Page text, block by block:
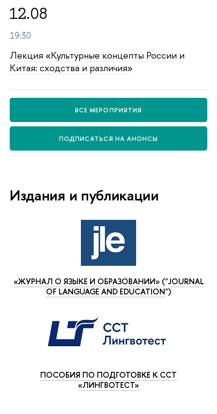
12.08
19:30
Лекция «Культурные концепты России и
Китая: сходства и различия»
СЕ МЕРОПРИЯТИЯ
ПОДПИСАТЬСЯ НА АНОНСЫ
Издания и публикации
«ЖУРНАЛ О ЯЗЫКЕ И ОБРАЗОВАНИИ»("JOURNAL
OF LANGUAGE AND EDUCATION")
ПОСОБИЯ ПО ПОДГОТОВКЕ К ССТ
«ЛИНГВОТЕСТ»